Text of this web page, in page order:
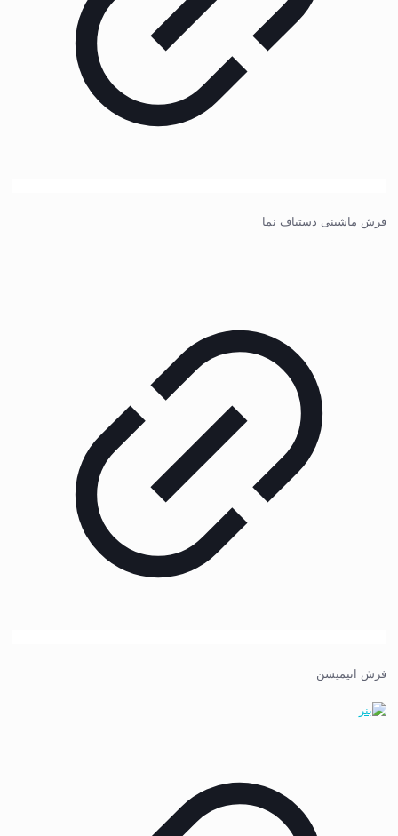
فرش ماشینی دستباف نما
فرش انیمیشن